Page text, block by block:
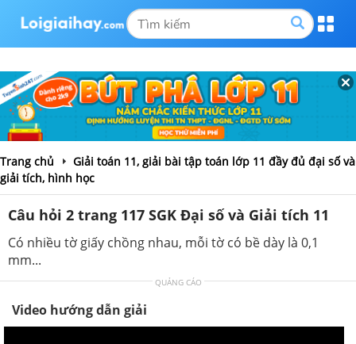
Trang chủ
Giải toán 11, giải bài tập toán lớp 11 đầy đủ đại số và
giải tích, hình học
Câu hỏi 2 trang 117 SGK Đại số và Giải tích 11
Có nhiều tờ giấy chồng nhau, mỗi tờ có bề dày là 0,1
mm...
QUẢNG CÁO
Video hướng dẫn giải